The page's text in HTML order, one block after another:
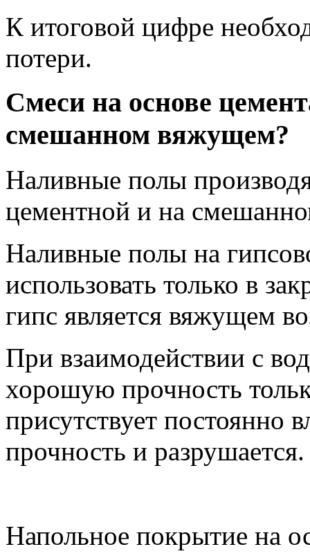
К итоговой цифре
потери.
Смеси на основе
смешанном вяжущем?
Наливные полы
цементной и на
Наливные полы на
использовать только в
гипс является вяжущем
При взаимодействии с
хорошую прочность
присутствует постоянно
прочность и разрушается.
Напольное покрытие на